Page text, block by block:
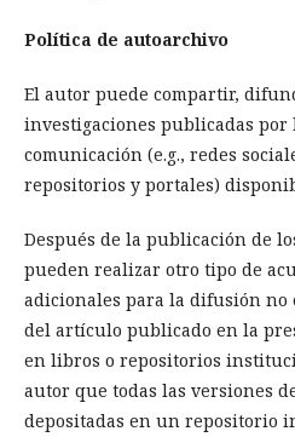
Política de autoarchivo
El autor puede compartir,
investigaciones publicadas por
comunicación (e.g., redes
repositorios y portales)
Después de la publicación de
pueden realizar otro tipo de
adicionales para la difusión no
del artículo publicado en la
en libros o repositorios
autor que todas las versiones
depositadas en un repositorio